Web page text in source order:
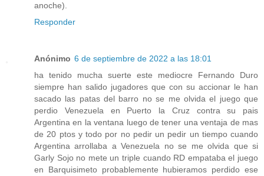
anoche).
Responder
Anónimo 6 de septiembre de 2022 a las 18:01
ha tenido mucha suerte este mediocre Fernando Duro
siempre han salido jugadores que con su accionar le han
sacado las patas del barro no se me olvida el juego que
perdio Venezuela en Puerto la Cruz contra su pais
Argentina en la ventana luego de tener una ventaja de mas
de 20 ptos y todo por no pedir un pedir un tiempo cuando
Argentina arrollaba a Venezuela no se me olvida que si
Garly Sojo no mete un triple cuando RD empataba el juego
en Barquisimeto probablemente hubieramos perdido ese